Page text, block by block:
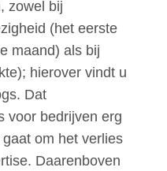
zowel bij
(het eerste
maand) als bij
hierover vindt u
Dat
voor bedrijven erg
om het verlies
Daarenboven